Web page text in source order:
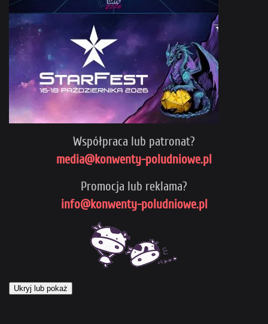
Współpraca lub patronat?
media@konwenty-poludniowe.pl
Promocja lub reklama?
info@konwenty-poludniowe.pl
Ukryj lub pokaż